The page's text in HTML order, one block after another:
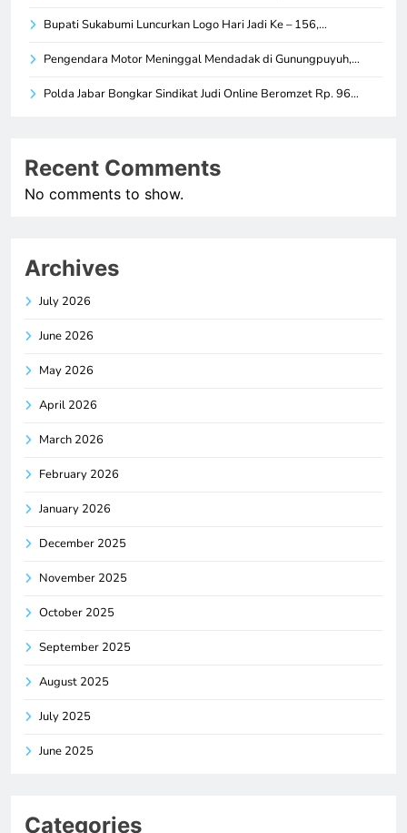
Bupati Sukabumi Luncurkan Logo Hari Jadi Ke – 156,…
Pengendara Motor Meninggal Mendadak di Gunungpuyuh,…
Polda Jabar Bongkar Sindikat Judi Online Beromzet Rp. 96…
Recent Comments
No comments to show.
Archives
July 2026
June 2026
May 2026
April 2026
March 2026
February 2026
January 2026
December 2025
November 2025
October 2025
September 2025
August 2025
July 2025
June 2025
Categories